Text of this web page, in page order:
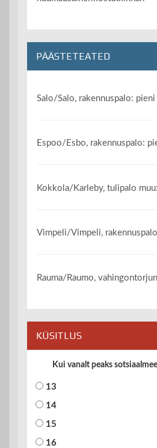
PÄÄSTETEATED
Salo/Salo, rakennuspalo: pieni
Espoo/Esbo, rakennuspalo:
Kokkola/Karleby, tulipalo
Vimpeli/Vimpeli,
Rauma/Raumo,
KÜSITLUS
Kui vanalt peaks
13
14
15
16